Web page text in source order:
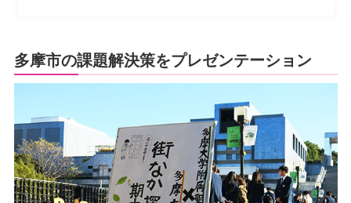
多摩市の課題解決策をプレゼンテーション